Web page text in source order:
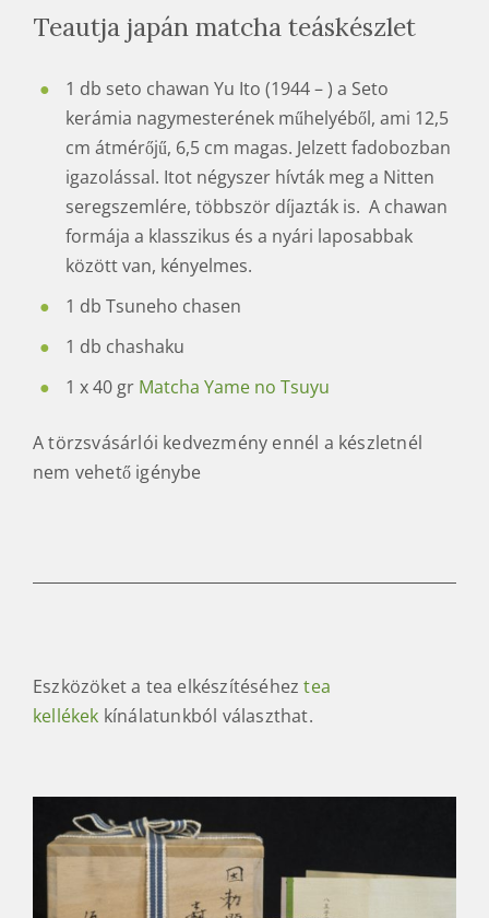
Teautja japán matcha teáskészlet
1 db seto chawan Yu Ito (1944 – ) a Seto
kerámia nagymesterének műhelyéből, ami 12,5
cm átmérőjű, 6,5 cm magas. Jelzett fadobozban
igazolással. Itot négyszer hívták meg a Nitten
seregszemlére, többször díjazták is. A chawan
formája a klasszikus és a nyári laposabbak
között van, kényelmes.
1 db Tsuneho chasen
1 db chashaku
1 x 40 gr Matcha Yame no Tsuyu
A törzsvásárlói kedvezmény ennél a készletnél
nem vehető igénybe
Eszközöket a tea elkészítéséhez tea
kellékek kínálatunkból választhat.